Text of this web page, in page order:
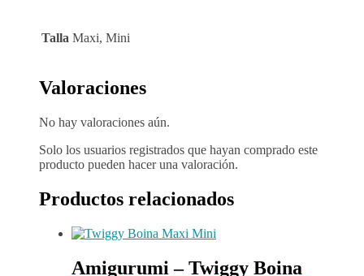
Talla Maxi, Mini
Valoraciones
No hay valoraciones aún.
Solo los usuarios registrados que hayan comprado este
producto pueden hacer una valoración.
Productos relacionados
Amigurumi – Twiggy Boina